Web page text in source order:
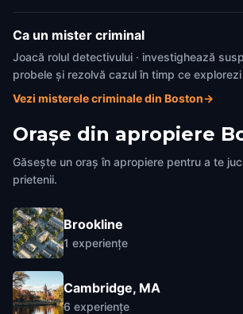
Ca un mister criminal
Joacă rolul detectivului · investighează
probele și rezolvă cazul în timp ce
Vezi misterele criminale din Boston→
Orașe din apropiere
Găsește un oraș în apropiere pentru a te
prietenii.
Brookline
1 experiențe
Cambridge, MA
6 experiențe